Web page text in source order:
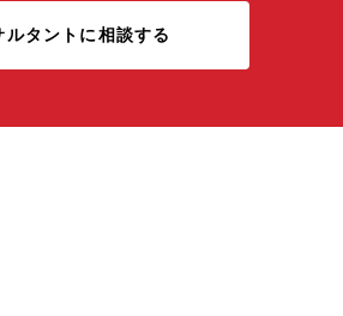
ルタントに相談する